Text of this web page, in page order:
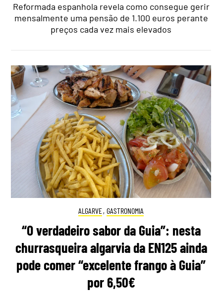
Reformada espanhola revela como consegue gerir
mensalmente uma pensão de 1.100 euros perante
preços cada vez mais elevados
ALGARVE, GASTRONOMIA
“O verdadeiro sabor da Guia”: nesta
churrasqueira algarvia da EN125 ainda
pode comer “excelente frango à Guia”
por 6,50€